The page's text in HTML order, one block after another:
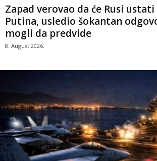
Zapad verovao da će Rusi
Putina, usledio šokantan
mogli da predvide
8. August 2026.